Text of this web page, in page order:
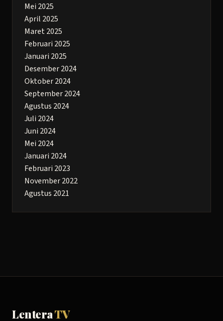
Mei 2025
April 2025
Maret 2025
Februari 2025
Januari 2025
Desember 2024
Oktober 2024
September 2024
Agustus 2024
Juli 2024
Juni 2024
Mei 2024
Januari 2024
Februari 2023
November 2022
Agustus 2021
LenteraTV